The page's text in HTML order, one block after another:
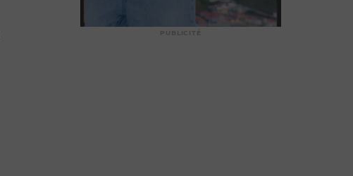
PUBLICITÉ